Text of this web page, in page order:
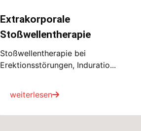
Extrakorporale
Stoßwellentherapie
Stoßwellentherapie bei
Erektionsstörungen, Induratio...
weiterlesen